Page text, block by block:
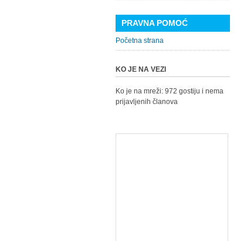
PRAVNA POMOĆ
Početna strana
KO JE NA VEZI
Ko je na mreži: 972 gostiju i nema
prijavljenih članova